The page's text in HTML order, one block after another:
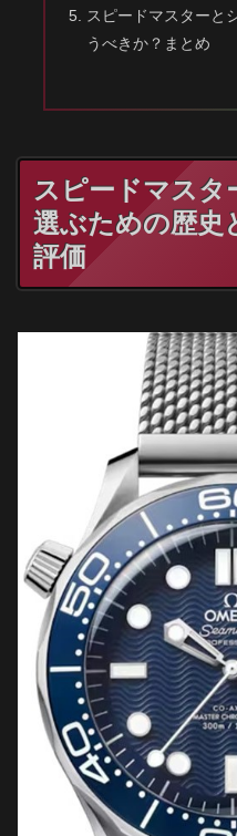
スピードマスターと
うべきか？まとめ
スピードマスタ
選ぶための歴史
評価